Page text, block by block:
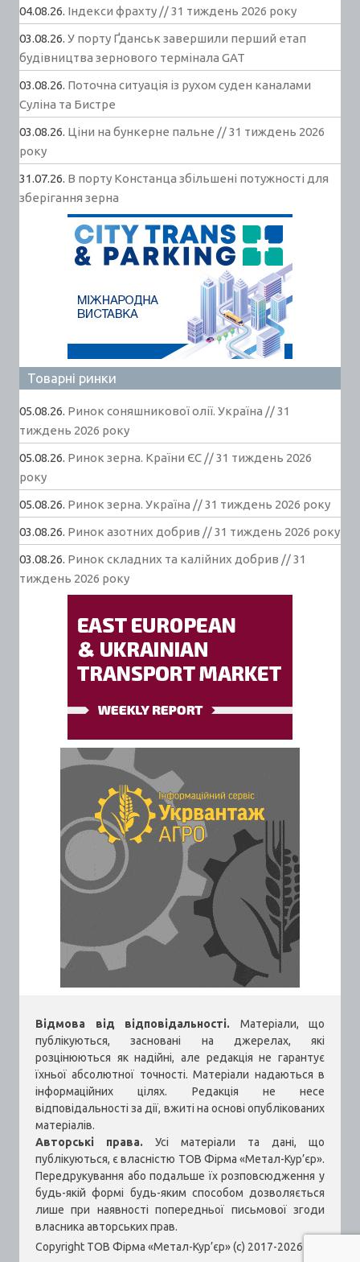
04.08.26. Індекси фрахту // 31 тиждень 2026 року
03.08.26. У порту Ґданськ завершили перший етап
будівництва зернового термінала GAT
03.08.26. Поточна ситуація із рухом суден каналами
Суліна та Бистре
03.08.26. Ціни на бункерне пальне // 31 тиждень 2026
року
31.07.26. В порту Констанца збільшені потужності для
зберігання зерна
Товарні ринки
05.08.26. Ринок соняшникової олії. Україна // 31
тиждень 2026 року
05.08.26. Ринок зерна. Країни ЄС // 31 тиждень 2026
року
05.08.26. Ринок зерна. Україна // 31 тиждень 2026 року
03.08.26. Ринок азотних добрив // 31 тиждень 2026 року
03.08.26. Ринок складних та калійних добрив // 31
тиждень 2026 року
Відмова від відповідальності. Матеріали, що
публікуються, засновані на джерелах, які
розцінюються як надійні, але редакція не гарантує
їхньої абсолютної точності. Матеріали надаються в
інформаційних цілях. Редакція не несе
відповідальності за дії, вжиті на основі опублікованих
матеріалів.
Авторські права. Усі матеріали та дані, що
публікуються, є власністю ТОВ Фірма «Метал-Кур’єр».
Передрукування або подальше їх розповсюдження у
будь-якій формі будь-яким способом дозволяється
лише при наявності попередньої письмової згоди
власника авторських прав.
Copyright ТОВ Фірма «Метал-Кур’єр» (c) 2017-2026